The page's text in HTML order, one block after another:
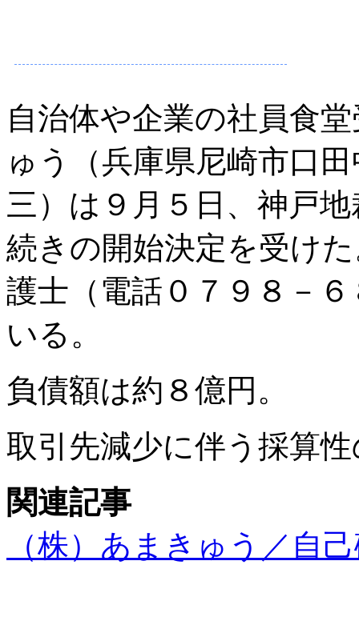
自治体や企業の社員食
ゅう（兵庫県尼崎市口
三）は９月５日、神戸
続きの開始決定を受け
護士（電話０７９８－
いる。
負債額は約８億円。
取引先減少に伴う採算
関連記事
（株）あまきゅう／自